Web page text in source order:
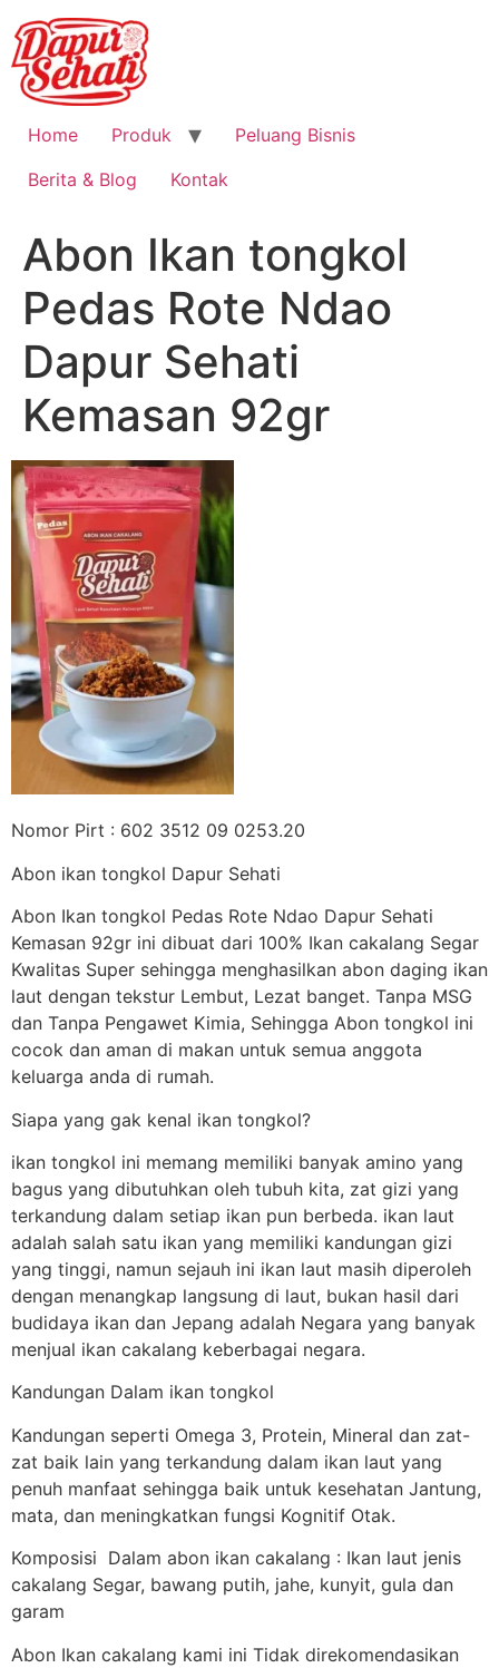
Home Produk
Peluang Bisnis
Berita & Blog
Kontak
Abon Ikan tongkol
Pedas Rote Ndao
Dapur Sehati
Kemasan 92gr
Nomor Pirt : 602 3512 09 0253.20
Abon ikan tongkol Dapur Sehati
Abon Ikan tongkol Pedas Rote Ndao Dapur Sehati
Kemasan 92gr ini dibuat dari 100% Ikan cakalang Segar
Kwalitas Super sehingga menghasilkan abon daging ikan
laut dengan tekstur Lembut, Lezat banget. Tanpa MSG
dan Tanpa Pengawet Kimia, Sehingga Abon tongkol ini
cocok dan aman di makan untuk semua anggota
keluarga anda di rumah.
Siapa yang gak kenal ikan tongkol?
ikan tongkol ini memang memiliki banyak amino yang
bagus yang dibutuhkan oleh tubuh kita, zat gizi yang
terkandung dalam setiap ikan pun berbeda. ikan laut
adalah salah satu ikan yang memiliki kandungan gizi
yang tinggi, namun sejauh ini ikan laut masih diperoleh
dengan menangkap langsung di laut, bukan hasil dari
budidaya ikan dan Jepang adalah Negara yang banyak
menjual ikan cakalang keberbagai negara.
Kandungan Dalam ikan tongkol
Kandungan seperti Omega 3, Protein, Mineral dan zat-
zat baik lain yang terkandung dalam ikan laut yang
penuh manfaat sehingga baik untuk kesehatan Jantung,
mata, dan meningkatkan fungsi Kognitif Otak.
Komposisi Dalam abon ikan cakalang : Ikan laut jenis
cakalang Segar, bawang putih, jahe, kunyit, gula dan
garam
Abon Ikan cakalang kami ini Tidak direkomendasikan